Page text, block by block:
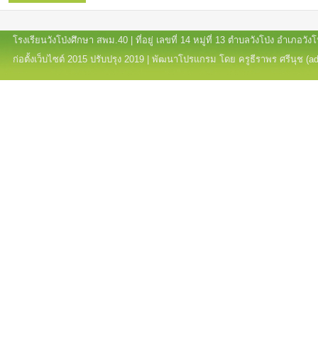
รงเรียนวังโป่งศึกษา สพม.40 | ที่อยู่ เลขที่ 14 หมู่ที่ 13 ตำบลวังโป่ง อำเภอวังโ
อตั้งเว็บไซต์ 2015 ปรับปรุง 2019 | พัฒนาโปรแกรม โดย ครูธีราพร ศรีนุช